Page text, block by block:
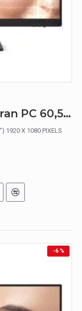
BenQ 9H.LLSLJ.LBE écran PC 60,5 cm (23.8") 1920 x 1080 pixels Full HD Noir
1920 X 1080 PIXELS
-6 %